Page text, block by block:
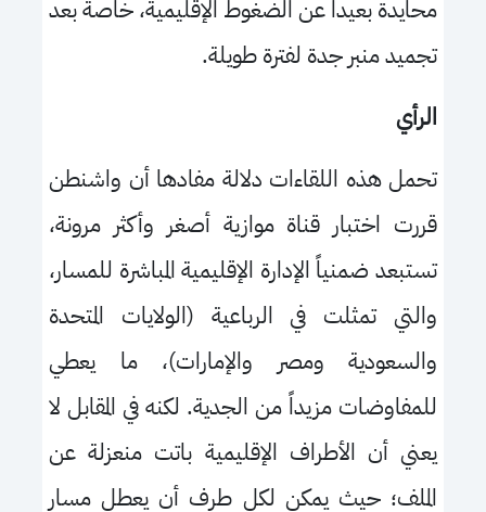
محايدة بعيداً عن الضغوط الإقليمية، خاصة بعد
تجميد منبر جدة لفترة طويلة.
الرأي
تحمل هذه اللقاءات دلالة مفادها أن واشنطن
قررت اختبار قناة موازية أصغر وأكثر مرونة،
تستبعد ضمنياً الإدارة الإقليمية المباشرة للمسار،
والتي تمثلت في الرباعية (الولايات المتحدة
والسعودية ومصر والإمارات)، ما يعطي
للمفاوضات مزيداً من الجدية. لكنه في المقابل لا
يعني أن الأطراف الإقليمية باتت منعزلة عن
الملف؛ حيث يمكن لكل طرف أن يعطل مسار